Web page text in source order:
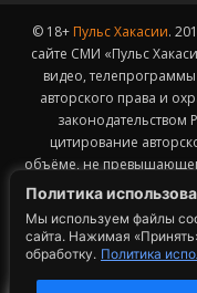
Политика
Мы используем файлы
сайта. Нажимая
обработку. Политика
© 18+ Пульс Хакасии.
сайте СМИ «Пульс
видео,
авторского права и
законодательством
цитирование
объёме, не превышающем
публикации с
страницу
размещаться в тексте
для индексации
50% общего объема